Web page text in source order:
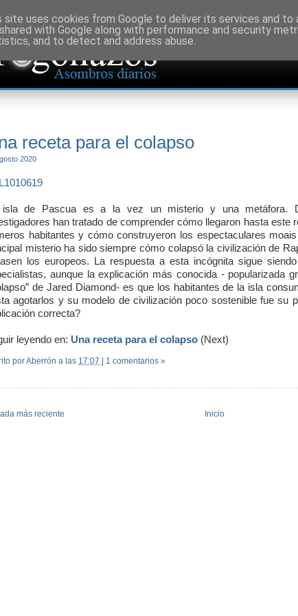
receta para el colapso
2020
de Pascua es a la vez un misterio y una metáfora.
han tratado de comprender cómo llegaron hasta este
habitantes y cómo construyeron los espectaculares
misterio ha sido siempre cómo colapsó la civilización de
los europeos. La respuesta a esta incógnita sigue
aunque la explicación más conocida - popularizada
de Jared Diamond- es que los habitantes de la isla
agotarlos y su modelo de civilización poco sostenible fue su
correcta?
leyendo en: Una receta para el colapso (Next)
por Aberrón a las 17:07 | 1 comentarios »
más reciente Inicio
site uses cookies from Google to deliver its services and to
with Google along with performance and security
and to detect and address abuse.